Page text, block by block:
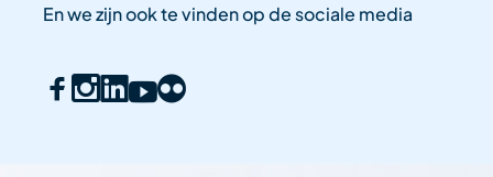
En we zijn ook te vinden op de sociale media